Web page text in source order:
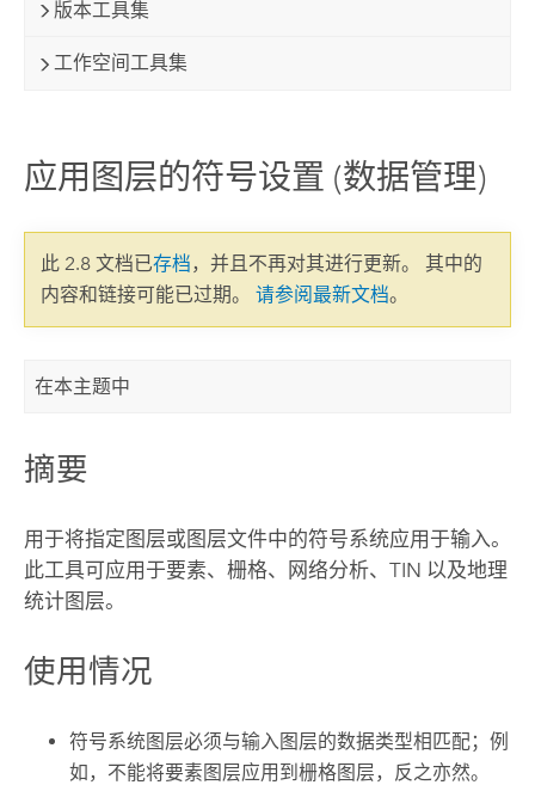
版本工具集
工作空间工具集
应用图层的符号设置 (数据管理)
此 2.8 文档已存档，并且不再对其进行更新。 其中的
内容和链接可能已过期。 请参阅最新文档。
在本主题中
摘要
用于将指定图层或图层文件中的符号系统应用于输入。
此工具可应用于要素、栅格、网络分析、TIN 以及地理
统计图层。
使用情况
符号系统图层必须与输入图层的数据类型相匹配；例
如，不能将要素图层应用到栅格图层，反之亦然。